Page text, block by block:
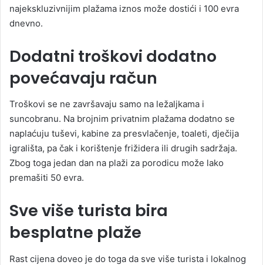
najekskluzivnijim plažama iznos može dostići i 100 evra
dnevno.
Dodatni troškovi dodatno
povećavaju račun
Troškovi se ne završavaju samo na ležaljkama i
suncobranu. Na brojnim privatnim plažama dodatno se
naplaćuju tuševi, kabine za presvlačenje, toaleti, dječija
igrališta, pa čak i korištenje frižidera ili drugih sadržaja.
Zbog toga jedan dan na plaži za porodicu može lako
premašiti 50 evra.
Sve više turista bira
besplatne plaže
Rast cijena doveo je do toga da sve više turista i lokalnog